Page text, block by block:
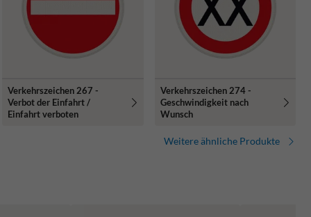
Verkehrszeichen 267 -
Verbot der Einfahrt /
Einfahrt verboten
Verkehrszeichen 274 -
Geschwindigkeit nach
Wunsch
Weitere ähnliche Produkte